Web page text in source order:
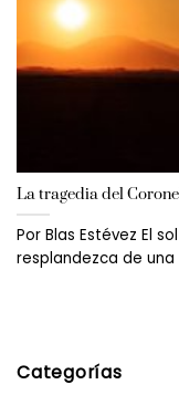
Categorías
La tragedia del
Por Blas Estévez El
resplandezca de una